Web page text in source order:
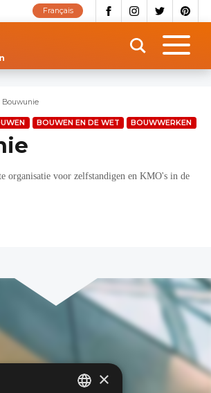
Français
Bouwunie
BOUWEN EN DE WET BOUWWERKEN
organisatie voor zelfstandigen en KMO's in de
×